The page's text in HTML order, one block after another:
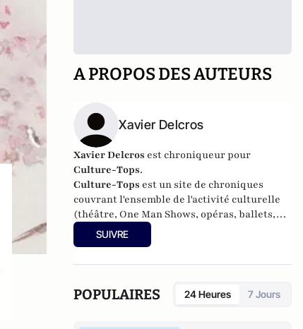
A PROPOS DES AUTEURS
Xavier Delcros
Xavier Delcros est chroniqueur pour
Culture-Tops.
Culture-Tops est un site de chroniques
couvrant l'ensemble de l'activité culturelle
(théâtre, One Man Shows, opéras, ballets,
spectacles divers, cinéma, expos, livres,
etc.).
SUIVRE
POPULAIRES 24 Heures 7 Jours